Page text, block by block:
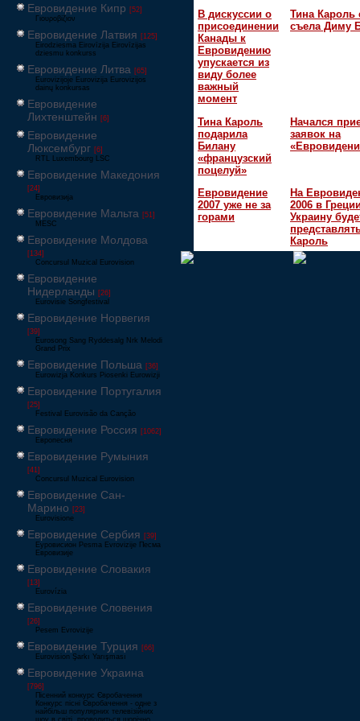
Евровидение Кипр [52]
Γιουροβίζιον
Евровидение Латвия [125]
Eirodziesma Eirovīzija Eirovīzijas
dziesmu konkurss
Евровидение Литва [65]
Eurovizijoje Eurovizija Eurovizijos
dainų konkursas
Евровидение
Лихтенштейн [6]
Евровидение
Люксембург [6]
RTL Luxembourg LSC
Евровидение Македония
[24]
Евровизија
Евровидение Мальта [51]
MESC
Евровидение Молдова
[134]
Concursul Muzical Eurovision
Евровидение
Нидерланды [26]
Eurovisie Songfestival
Евровидение Норвегия
[39]
Eurosong Sang Ryddesalg Nrk Melodi
Grand Prix
Евровидение Польша [36]
Eurowizja Konkurs Piosenki Eurowizji
Евровидение Португалия
[25]
Festival Eurovisão da Canção
Евровидение Россия [1062]
Европесня
Евровидение Румыния
[41]
Concursul Muzical Eurovision
Евровидение Сан-
Марино [23]
Eurovisione
Евровидение Сербия [39]
Еуровисион Pesma Evrovizije Песма
Евровизије
Евровидение Словакия
[13]
Eurovízia
Евровидение Словения
[26]
Pesem Evrovizije
Евровидение Турция [66]
Eurovision Şarkı Yarışması
Евровидение Украина
[796]
Пісенний конкурс Євробачення
Конкурс пісні Євробачення - одне з
найбільш популярних телевізійних
шоу в світі, проводиться щорічно,
В дискуссии о
присоединении
Канады к
Евровидению
упускается из
виду более
важный
момент
Тина Кароль
съела Диму
Тина Кароль
подарила
Билану
«французский
поцелуй»
Начался
заявок на
Евровидение
2007 уже не за
горами
На
2006 в
Украину
Кароль